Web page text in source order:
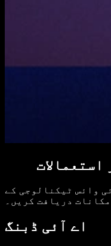
استعمالات
وائس ٹیکنالوجی کے
دریافت کریں۔
اے آئی ڈبنگ